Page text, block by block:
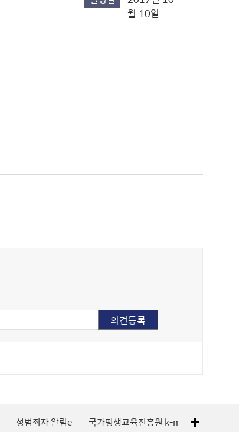
월 10일
성범죄자 알림e 국가평생교육진흥원 k-mooc